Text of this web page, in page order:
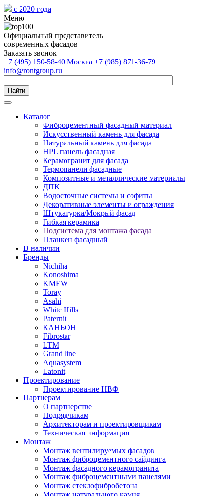
с 2020 года
Меню
Официальный представитель
современных фасадов
Заказать звонок
+7 (495) 150-58-40 Москва +7 (985) 871-36-79
info@rontgroup.ru
Найти
Каталог
Фиброцементный фасадный материал
Искусственный камень для фасада
Натуральный камень для фасада
HPL панель фасадная
Керамогранит для фасада
Термопанели фасадные
Композитные и металлические материалы
ДПК
Водосточные системы и софиты
Декоративные элементы и ограждения
Штукатурка/Мокрый фасад
Гибкая керамика
Подсистема для монтажа фасада
Планкен фасадный
В наличии
Бренды
Nichiha
Konoshima
KMEW
Toray
Asahi
White Hills
Paternit
КАНЬОН
Fibrostar
LTM
Grand line
Aquasystem
Latonit
Проектирование
Проектирование НВФ
Партнерам
О партнерстве
Подрядчикам
Архитекторам и проектировщикам
Техническая информация
Монтаж
Монтаж вентилируемых фасадов
Монтаж фиброцементного сайдинга
Монтаж фасадного керамогранита
Монтаж фиброцементными панелями
Монтаж стеклофибробетона
Монтаж натурального камня